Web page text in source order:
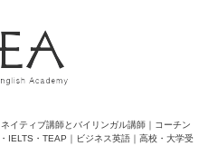
イティブ講師とバイリンガル講師｜コーチン
IELTS・TEAP｜ビジネス英語｜高校・大学受